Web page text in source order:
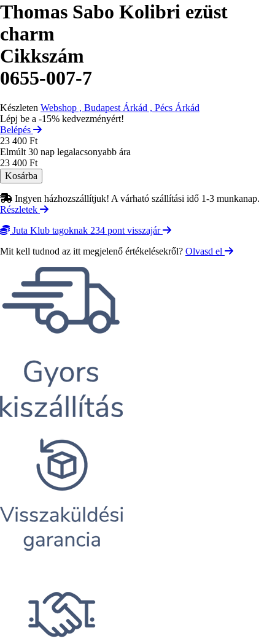
Thomas Sabo Kolibri ezüst
charm
Cikkszám
0655-007-7
Készleten Webshop , Budapest Árkád , Pécs Árkád
Lépj be a -15% kedvezményért!
Belépés
23 400 Ft
Elmúlt 30 nap legalacsonyabb ára
23 400 Ft
Ingyen házhozszállítjuk! A várható szállítási idő 1-3 munkanap.
Részletek
Juta Klub tagoknak 234 pont visszajár
Mit kell tudnod az itt megjelenő értékelésekről? Olvasd el